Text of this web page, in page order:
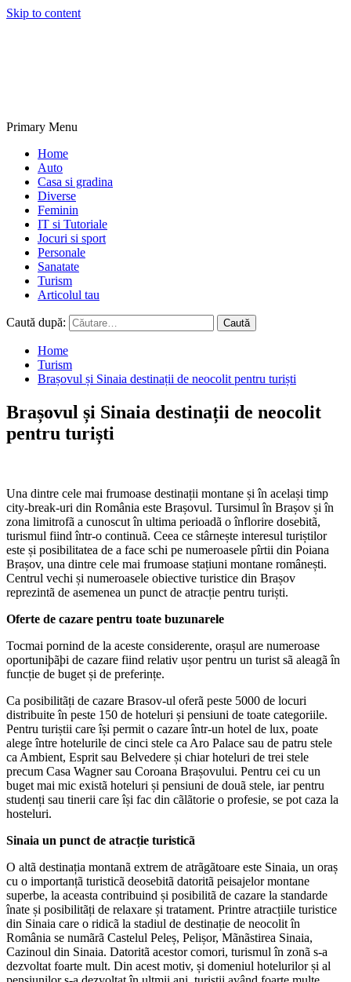
Skip to content
Primary Menu
Home
Auto
Casa si gradina
Diverse
Feminin
IT si Tutoriale
Jocuri si sport
Personale
Sanatate
Turism
Articolul tau
Caută după:
Home
Turism
Brașovul și Sinaia destinații de neocolit pentru turiști
Brașovul și Sinaia destinații de neocolit
pentru turiști
Una dintre cele mai frumoase destinații montane și în același timp
city-break-uri din România este Brașovul. Tursimul în Brașov și în
zona limitrofã a cunoscut în ultima perioadã o înflorire dosebitã,
turismul fiind într-o continuã. Ceea ce stârnește interesul turiștilor
este și posibilitatea de a face schi pe numeroasele pîrtii din Poiana
Brașov, una dintre cele mai frumoase stațiuni montane românești.
Centrul vechi și numeroasele obiective turistice din Brașov
reprezintã de asemenea un punct de atracție pentru turiști.
Oferte de cazare pentru toate buzunarele
Tocmai pornind de la aceste considerente, orașul are numeroase
oportuniþãþi de cazare fiind relativ ușor pentru un turist sã aleagã în
funcție de buget și de preferințe.
Ca posibilitãți de cazare Brasov-ul oferã peste 5000 de locuri
distribuite în peste 150 de hoteluri și pensiuni de toate categoriile.
Pentru turiștii care își permit o cazare într-un hotel de lux, poate
alege între hotelurile de cinci stele ca Aro Palace sau de patru stele
ca Ambient, Esprit sau Belvedere și chiar hoteluri de trei stele
precum Casa Wagner sau Coroana Brașovului. Pentru cei cu un
buget mai mic existã hoteluri și pensiuni de douã stele, iar pentru
studenți sau tinerii care își fac din cãlãtorie o profesie, se pot caza la
hosteluri.
Sinaia un punct de atracție turisticã
O altã destinația montanã extrem de atrãgãtoare este Sinaia, un oraș
cu o importanțã turisticã deosebitã datoritã peisajelor montane
superbe, la aceasta contribuind și posibilitã de cazare la standarde
înate și posibilitãți de relaxare și tratament. Printre atracțiile turistice
din Sinaia care o ridicã la stadiul de destinație de neocolit în
România se numãrã Castelul Peleș, Pelișor, Mãnãstirea Sinaia,
Cazinoul din Sinaia. Datoritã acestor comori, turismul în zonã s-a
dezvoltat foarte mult. Din acest motiv, și domeniul hotelurilor și al